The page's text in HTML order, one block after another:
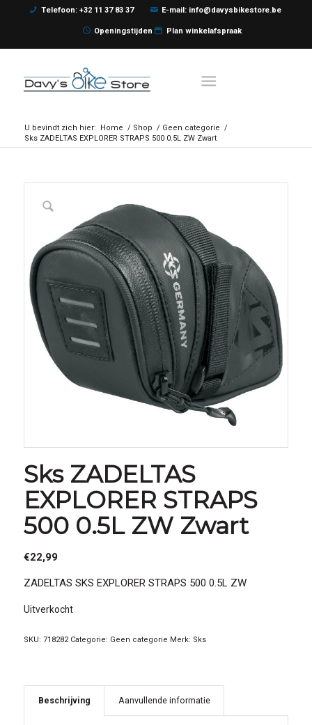
Telefoon: +32 11 37 83 37 E-mail: info@davysbikestore.be
Openingstijden Plan winkelafspraak
U bevindt zich hier: Home / Shop / Geen categorie /
Sks ZADELTAS EXPLORER STRAPS 500 0.5L ZW Zwart
Sks ZADELTAS
EXPLORER STRAPS
500 0.5L ZW Zwart
€22,99
ZADELTAS SKS EXPLORER STRAPS 500 0.5L ZW
Uitverkocht
SKU: 718282 Categorie: Geen categorie Merk: Sks
Beschrijving Aanvullende informatie